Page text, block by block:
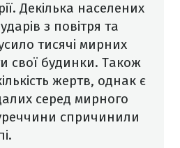
Декілька населених
з повітря та
тисячі мирних
свої будинки. Також
жертв, однак є
серед мирного
спричинили